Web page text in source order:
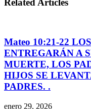
Related Articles
Mateo 10:21-22
ENTREGARÁN A
MUERTE, LOS
HIJOS SE
PADRES. .
enero 29, 2026